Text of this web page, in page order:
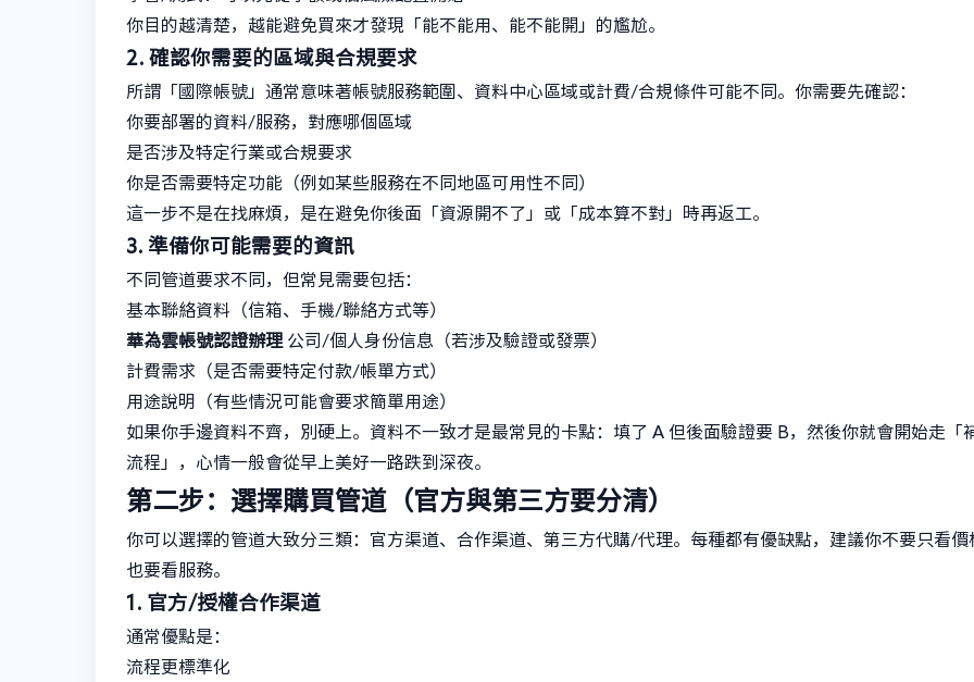
你目的越清楚，越能避免買來才發現「能不能用、能不能開」的尷尬。
2. 確認你需要的區域與合規要求
所謂「國際帳號」通常意味著帳號服務範圍、資料中心區域或計費/合規條件可能不同。你需要先確認：
你要部署的資料/服務，對應哪個區域
是否涉及特定行業或合規要求
你是否需要特定功能（例如某些服務在不同地區可用性不同）
這一步不是在找麻煩，是在避免你後面「資源開不了」或「成本算不對」時再返工。
3. 準備你可能需要的資訊
不同管道要求不同，但常見需要包括：
基本聯絡資料（信箱、手機/聯絡方式等）
華為雲帳號認證辦理 公司/個人身份信息（若涉及驗證或發票）
計費需求（是否需要特定付款/帳單方式）
用途說明（有些情況可能會要求簡單用途）
如果你手邊資料不齊，別硬上。資料不一致才是最常見的卡點：填了 A 但後面驗證要 B，然後你就會開始走「
流程」，心情一般會從早上美好一路跌到深夜。
第二步：選擇購買管道（官方與第三方要分清）
你可以選擇的管道大致分三類：官方渠道、合作渠道、第三方代購/代理。每種都有優缺點，建議你不要只看價
也要看服務。
1. 官方/授權合作渠道
通常優點是：
流程更標準化